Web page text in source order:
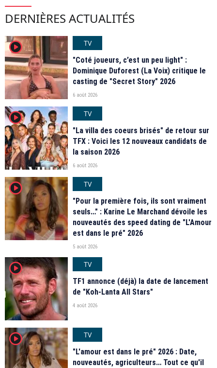
DERNIÈRES ACTUALITÉS
player2
TV
"Coté joueurs, c’est un peu light" :
Dominique Duforest (La Voix) critique le
casting de "Secret Story" 2026
6 août 2026
player2
TV
"La villa des coeurs brisés" de retour sur
TFX : Voici les 12 nouveaux candidats de
la saison 2026
6 août 2026
player2
TV
"Pour la première fois, ils sont vraiment
seuls…" : Karine Le Marchand dévoile les
nouveautés des speed dating de "L'Amour
est dans le pré" 2026
5 août 2026
player2
TV
TF1 annonce (déjà) la date de lancement
de "Koh-Lanta All Stars"
4 août 2026
player2
TV
"L'amour est dans le pré" 2026 : Date,
nouveautés, agriculteurs… Tout ce qu'il